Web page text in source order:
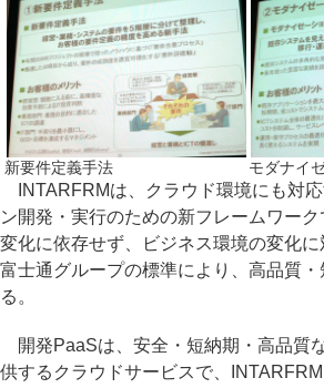
新要件定義手法 モダナイ
INTARFRMは、クラウド環境にも対
ン開発・実行のための新フレームワー
変化に依存せず、ビジネス環境の変化に
富士通グループの標準により、高品質
る。
開発PaaSは、安全・短納期・高品質
供するクラウドサービスで、